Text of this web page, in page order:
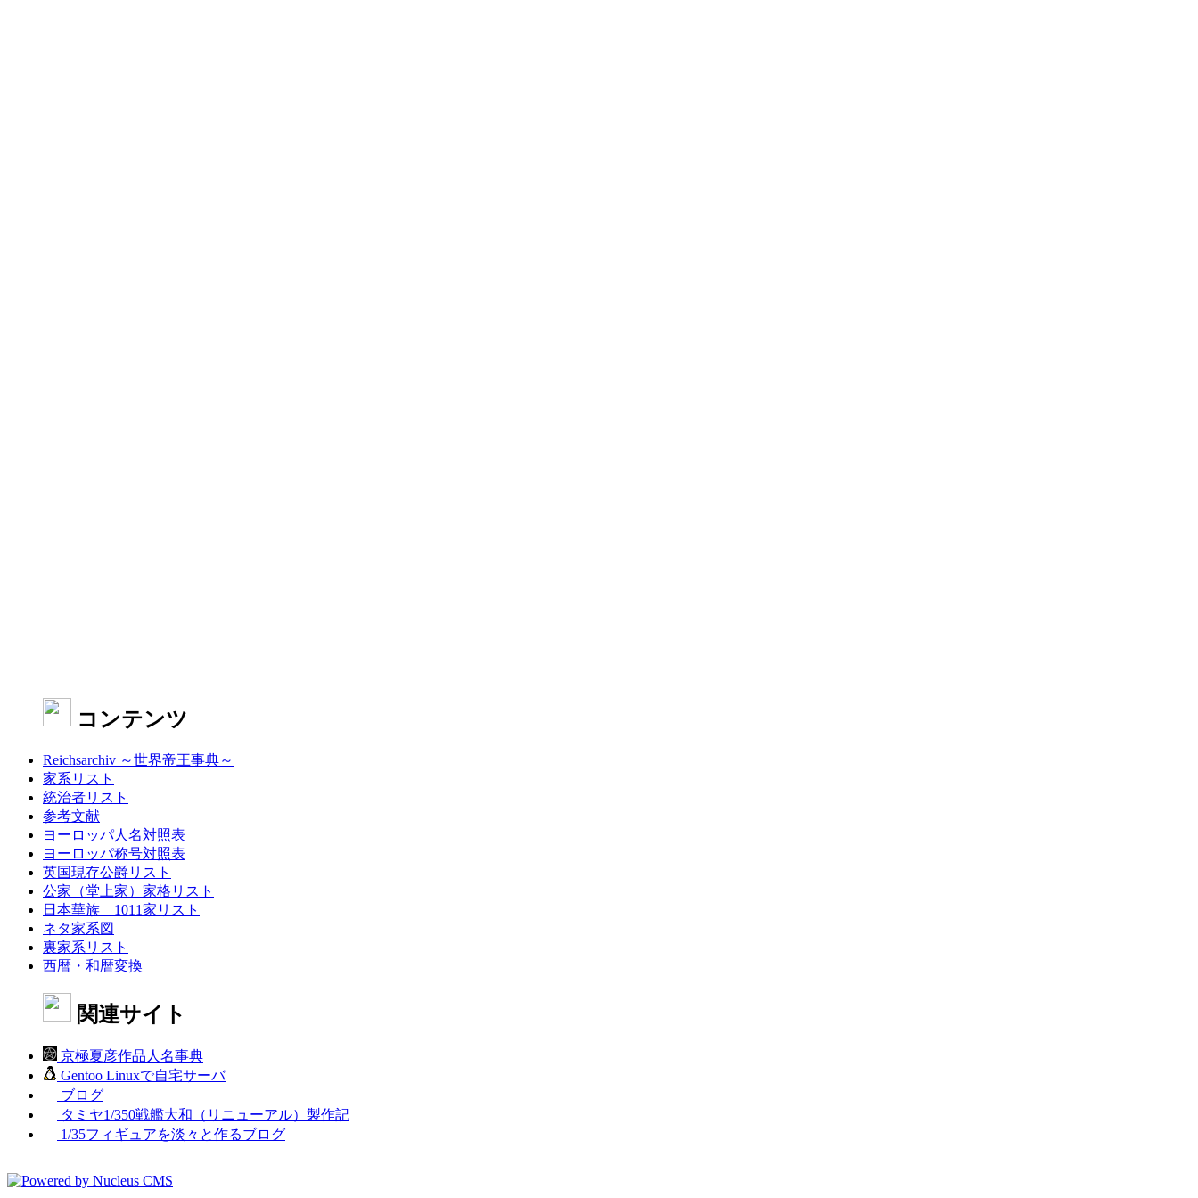
コンテンツ
Reichsarchiv ～世界帝王事典～
家系リスト
統治者リスト
参考文献
ヨーロッパ人名対照表
ヨーロッパ称号対照表
英国現存公爵リスト
公家（堂上家）家格リスト
日本華族 1011家リスト
ネタ家系図
裏家系リスト
西暦・和暦変換
関連サイト
京極夏彦作品人名事典
Gentoo Linuxで自宅サーバ
ブログ
タミヤ1/350戦艦大和（リニューアル）製作記
1/35フィギュアを淡々と作るブログ